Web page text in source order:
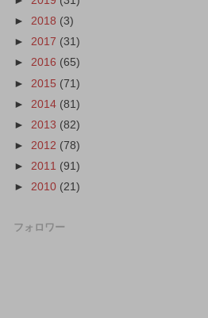
► 2018 (3)
► 2017 (31)
► 2016 (65)
► 2015 (71)
► 2014 (81)
► 2013 (82)
► 2012 (78)
► 2011 (91)
► 2010 (21)
フォロワー